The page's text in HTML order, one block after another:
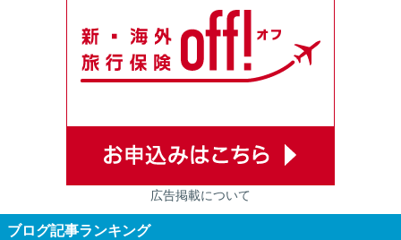
広告掲載について
ブログ記事ランキング